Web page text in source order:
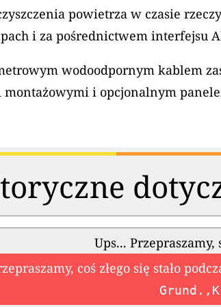
powietrza w czasie
i za pośrednictwem interfejsu
wodoodpornym kablem
montażowymi i opcjonalnym
Ups... Przepraszamy,
coś złego się stało